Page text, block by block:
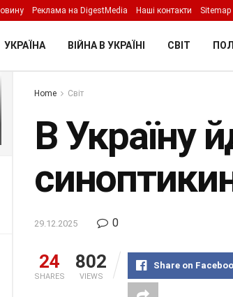
Реклама на DigestMedia Наші контакти Sitemap
УКРАЇНА ВІЙНА В УКРАЇНІ СВІТ
Home Світ
В Україну
29.12.2025 0
24
SHARES
802
VIEWS
Share on